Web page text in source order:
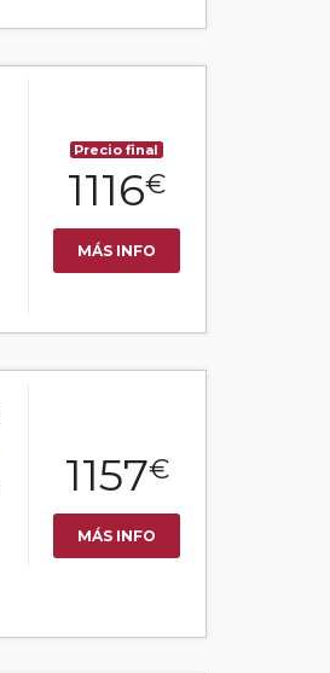
Precio final
1116€
MÁS INFO
1157€
MÁS INFO